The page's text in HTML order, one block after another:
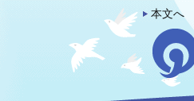
本文へ